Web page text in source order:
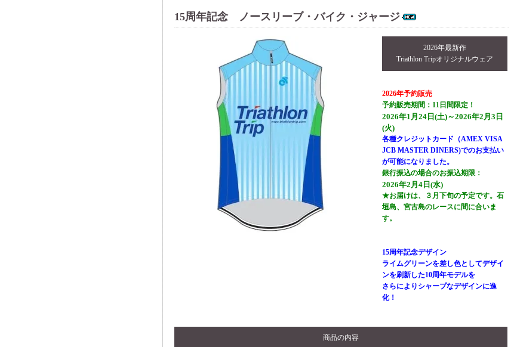
15周年記念 ノースリーブ・バイク・ジャージ
2026年最新作
Triathlon Tripオリジナルウェア
2026年予約販売
予約販売期間：11日間限定！
2026年1月24日(土)～2026年2月3日
(火)
各種クレジットカード（AMEX VISA
JCB MASTER DINERS)でのお支払い
が可能になりました。
銀行振込の場合のお振込期限：
2026年2月4日(水)
★お届けは、３月下旬の予定です。石
垣島、宮古島のレースに間に合いま
す。
15周年記念デザイン
ライムグリーンを差し色としてデザイ
ンを刷新した10周年モデルを
さらによりシャープなデザインに進
化！
商品の内容